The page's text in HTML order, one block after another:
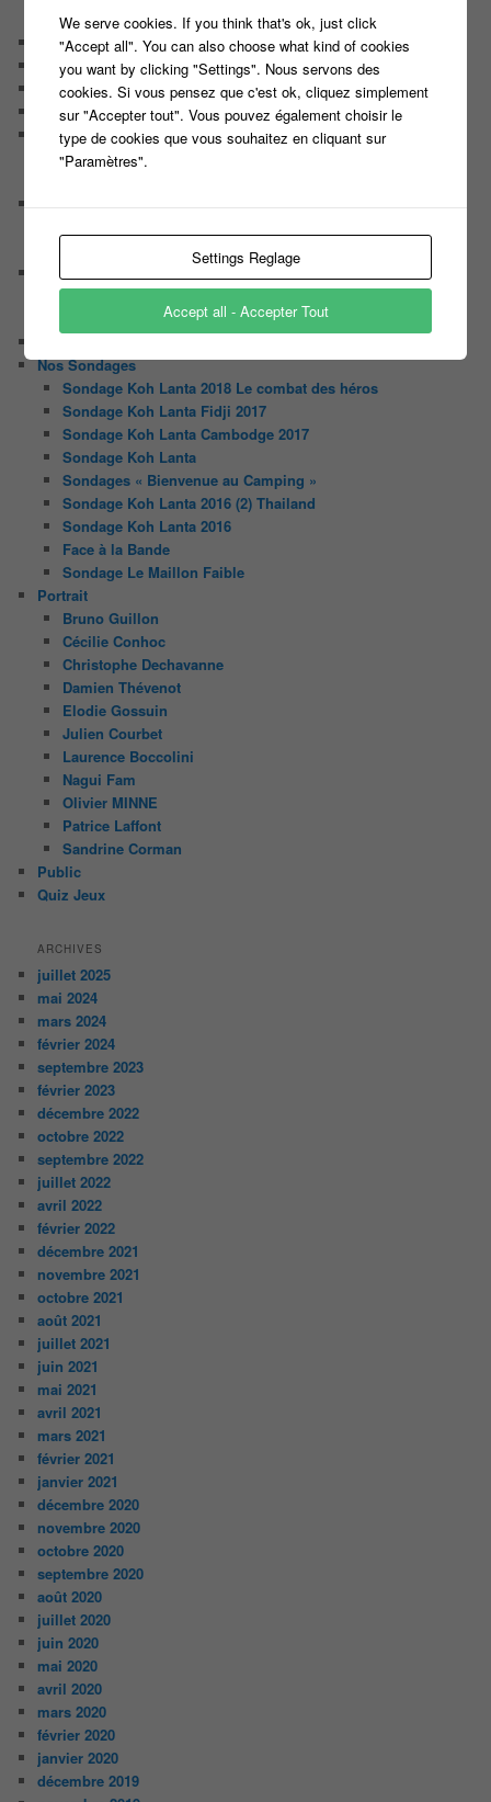
Tout le monde veut prendre sa place
Chaine Youtube
Contact
Il était une fois ….
Le candidat masqué
Le trombinoscope des Joueurs
Géraldine multirécidiviste des émissions TV
Les coulisses des jeux
Un plateau de jeu télévisé coûte cher, mais pourquoi ?
Les interviews de Lora
Quand Lora rencontre Aline elles parlent de quoi ?
Quand Lora papote avec Franck, ils parlent de quoi ?
Nos Sondages
Sondage Koh Lanta 2018 Le combat des héros
Sondage Koh Lanta Fidji 2017
Sondage Koh Lanta Cambodge 2017
Sondage Koh Lanta
Sondages « Bienvenue au Camping »
Sondage Koh Lanta 2016 (2) Thailand
Sondage Koh Lanta 2016
Face à la Bande
Sondage Le Maillon Faible
Portrait
Bruno Guillon
Cécilie Conhoc
Christophe Dechavanne
Damien Thévenot
Elodie Gossuin
Julien Courbet
Laurence Boccolini
Nagui Fam
Olivier MINNE
Patrice Laffont
Sandrine Corman
Public
Quiz Jeux
ARCHIVES
juillet 2025
mai 2024
mars 2024
février 2024
septembre 2023
février 2023
décembre 2022
octobre 2022
septembre 2022
juillet 2022
avril 2022
février 2022
décembre 2021
novembre 2021
octobre 2021
août 2021
juillet 2021
juin 2021
mai 2021
avril 2021
mars 2021
février 2021
janvier 2021
décembre 2020
novembre 2020
octobre 2020
septembre 2020
août 2020
juillet 2020
juin 2020
mai 2020
avril 2020
mars 2020
février 2020
janvier 2020
décembre 2019
We serve cookies. If you think that's ok, just click
"Accept all". You can also choose what kind of cookies
you want by clicking "Settings". Nous servons des
cookies. Si vous pensez que c'est ok, cliquez simplement
sur "Accepter tout". Vous pouvez également choisir le
type de cookies que vous souhaitez en cliquant sur
"Paramètres".
Settings Reglage
Accept all - Accepter Tout